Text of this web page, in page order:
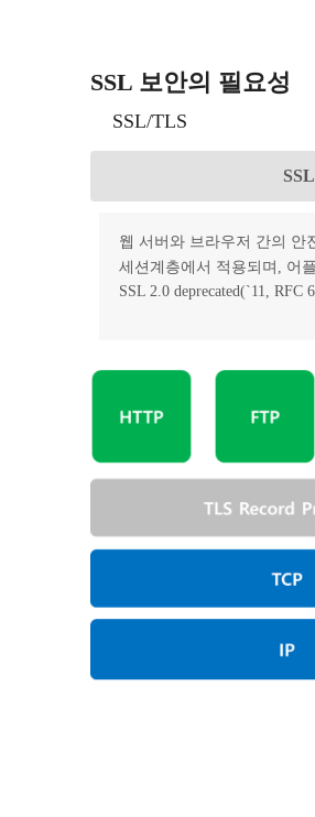
SSL 보안의 필요성
SSL/TLS
웹 서버와 브라우저 간의 안
세션계층에서 적용되며, 어
SSL 2.0 deprecated(`11, RFC